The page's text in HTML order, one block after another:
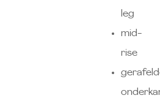
leg
mid-
rise